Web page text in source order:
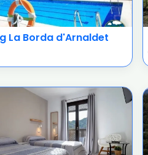
La Borda d'Arnaldet